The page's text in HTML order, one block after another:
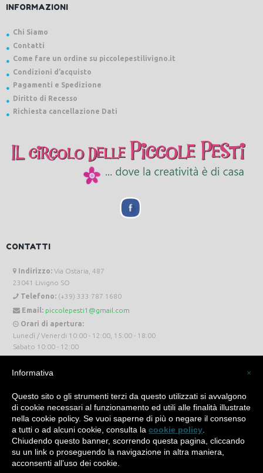
INFORMAZIONI
Chi Siamo
Contatti
Come fare un ordine su piccolepestilivigno.it
Condizioni d’acquisto
Pagamenti e Spedizione
Diritto di Recesso
Richiesta cancellazione Dati
CONTATTI
Indirizzo: Via Ostaria, 487
23041 Livigno SO
Telefono: (+39) 333 787 1680
Email: piccolepesti1@gmail.com
Orari di apertura:
Lunedì / Venerdi 10:00 - 12:00, 15:00 - 18:00
Sabato 10:00 - 12:00
Piccole Pesti Livigno © 2024 Tutti i diritti riservati. -Privacy Policy-Cookie Policy
Made with bySìServices
×
Informativa
Questo sito o gli strumenti terzi da questo utilizzati si avvalgono
di cookie necessari al funzionamento ed utili alle finalità illustrate
nella cookie policy. Se vuoi saperne di più o negare il consenso
a tutti o ad alcuni cookie, consulta la cookie policy
Chiudendo questo banner, scorrendo questa pagina, cliccando
su un link o proseguendo la navigazione in altra maniera,
acconsenti all’uso dei cookie.